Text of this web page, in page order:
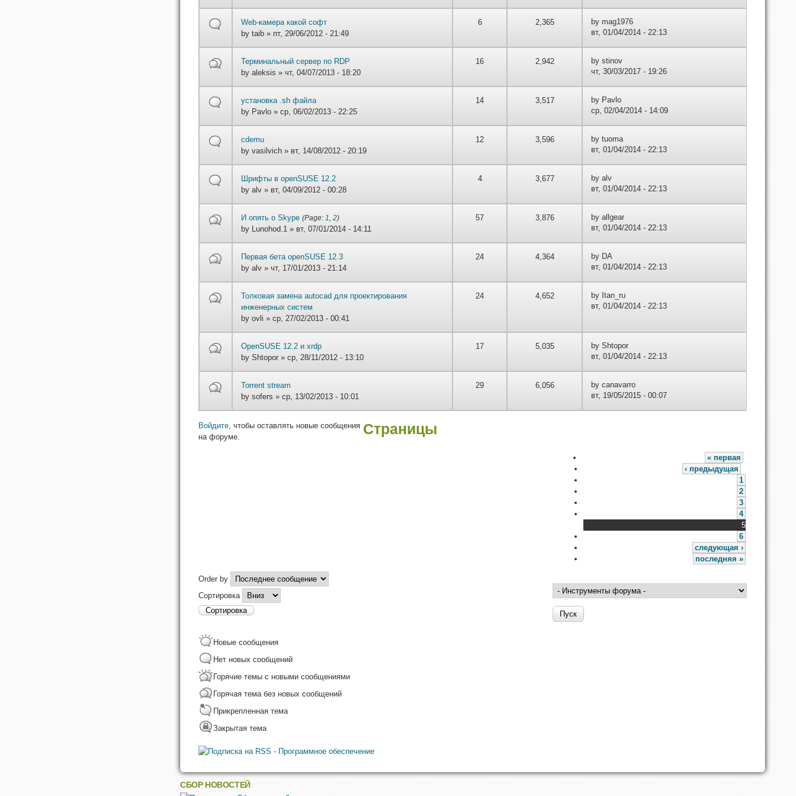
Web-камера какой софт
by taib » пт, 29/06/2012 - 21:49
6 2,365 by mag1976
вт, 01/04/2014 - 22:13
Терминальный сервер по RDP
by aleksis » чт, 04/07/2013 - 18:20
16 2,942 by stinov
чт, 30/03/2017 - 19:26
установка .sh файла
by Pavlo » ср, 06/02/2013 - 22:25
14 3,517 by Pavlo
ср, 02/04/2014 - 14:09
cdemu
by vasilvich » вт, 14/08/2012 - 20:19
12 3,596 by tuoma
вт, 01/04/2014 - 22:13
Шрифты в openSUSE 12.2
by alv » вт, 04/09/2012 - 00:28
4 3,677 by alv
вт, 01/04/2014 - 22:13
И опять о Skype (Page: 1 2)
by Lunohod.1 » вт, 07/01/2014 - 14:11
57 3,876 by allgear
вт, 01/04/2014 - 22:13
Первая бета openSUSE 12.3
by alv » чт, 17/01/2013 - 21:14
24 4,364 by DA
вт, 01/04/2014 - 22:13
Толковая замена autocad для проектирования
инженерных систем
by ovli » ср, 27/02/2013 - 00:41
24 4,652 by Itan_ru
вт, 01/04/2014 - 22:13
OpenSUSE 12.2 и xrdp
by Shtopor » ср, 28/11/2012 - 13:10
17 5,035 by Shtopor
вт, 01/04/2014 - 22:13
Torrent stream
by sofers » ср, 13/02/2013 - 10:01
29 6,056 by canavarro
вт, 19/05/2015 - 00:07
Войдите, чтобы оставлять новые сообщения
на форуме.
Страницы
« первая
‹ предыдущая
1
2
3
4
5
6
следующая ›
последняя »
Order by
Сортировка
Новые сообщения
Нет новых сообщений
Горячие темы с новыми сообщениями
Горячая тема без новых сообщений
Прикрепленная тема
Закрытая тема
СБОР НОВОСТЕЙ